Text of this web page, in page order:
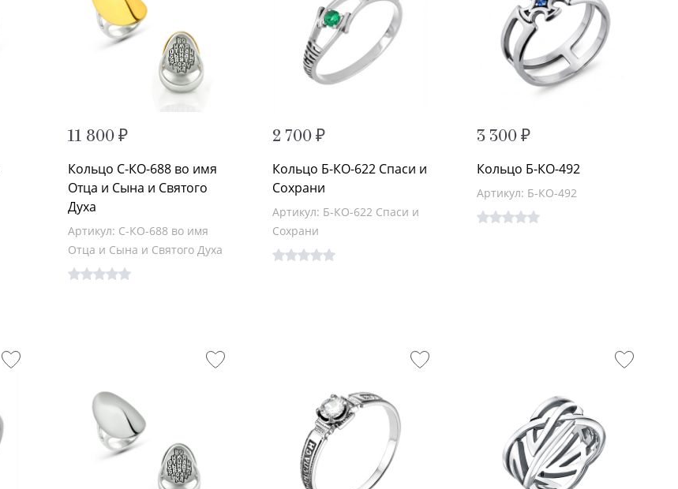
11 800 ₽
Кольцо С-КО-688 во имя
Отца и Сына и Святого
Духа
Артикул: С-КО-688 во имя
Отца и Сына и Святого Духа
2 700 ₽
Кольцо Б-КО-622 Спаси и
Сохрани
Артикул: Б-КО-622 Спаси и
Сохрани
3 300 ₽
Кольцо Б-КО-492
Артикул: Б-КО-492